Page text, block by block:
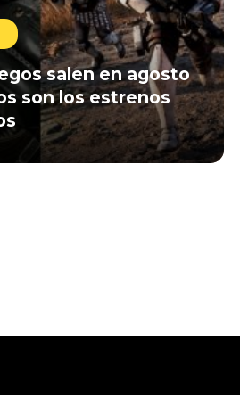
salen en agosto
son los estrenos